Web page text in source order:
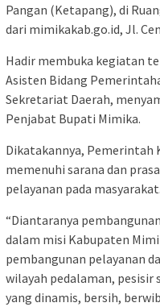
Pangan (Ketapang), di
dari mimikakab.go.id, Jl.
Hadir membuka kegiatan
Asisten Bidang
Sekretariat Daerah,
Penjabat Bupati Mimika.
Dikatakannya, Pemerintah
memenuhi sarana dan
pelayanan pada masyarakat.
“Diantaranya
dalam misi Kabupaten
pembangunan pelayanan
wilayah pedalaman,
yang dinamis, bersih,